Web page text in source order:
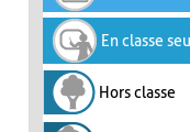
En classe
Hors classe